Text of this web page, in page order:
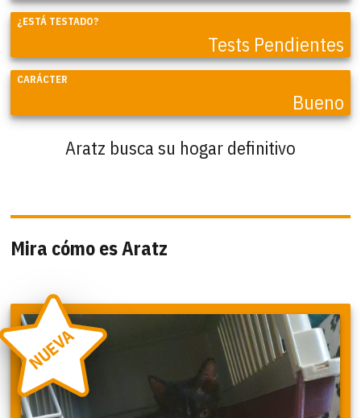
¿ESTÁ TESTADO?
Tests Pendientes
CARÁCTER
Bueno
Aratz busca su hogar definitivo
Mira cómo es Aratz
NUEVA